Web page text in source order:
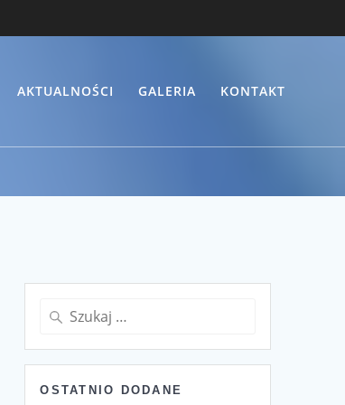
AKTUALNOŚCI GALERIA KONTAKT
Szukaj:
OSTATNIO DODANE